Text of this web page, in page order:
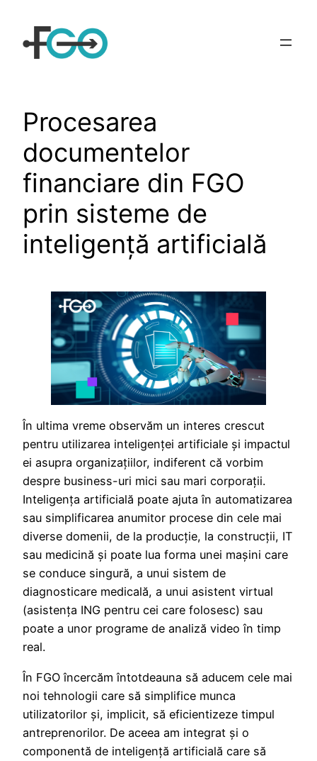
conținut
Procesarea
documentelor
financiare din FGO
prin sisteme de
inteligenţă artificială
În ultima vreme observăm un interes crescut
pentru utilizarea inteligenţei artificiale şi impactul
ei asupra organizaţiilor, indiferent că vorbim
despre business-uri mici sau mari corporaţii.
Inteligenţa artificială poate ajuta în automatizarea
sau simplificarea anumitor procese din cele mai
diverse domenii, de la producție, la construcții, IT
sau medicină şi poate lua forma unei maşini care
se conduce singură, a unui sistem de
diagnosticare medicală, a unui asistent virtual
(asistența ING pentru cei care folosesc) sau
poate a unor programe de analiză video în timp
real.
În FGO încercăm întotdeauna să aducem cele mai
noi tehnologii care să simplifice munca
utilizatorilor și, implicit, să eficientizeze timpul
antreprenorilor. De aceea am integrat și o
componentă de inteligenţă artificială care să